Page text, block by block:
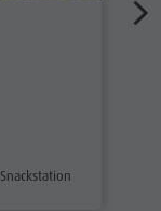
aria.poi_category_prefix
Snackstation